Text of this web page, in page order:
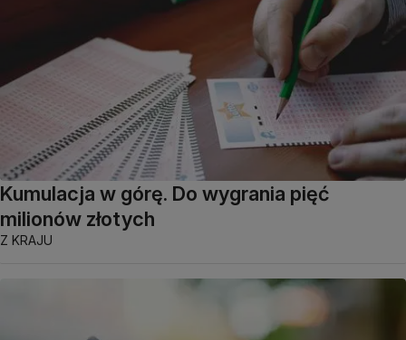
Kumulacja w górę. Do wygrania pięć
milionów złotych
Z KRAJU